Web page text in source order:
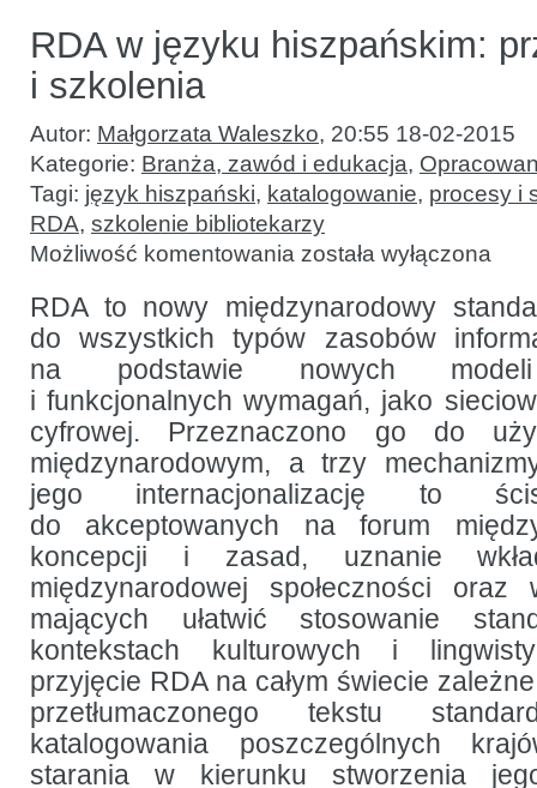
RDA w języku hiszpańskim:
i szkolenia
Autor: Małgorzata Waleszko, 20:55 18-02-2015
Kategorie: Branża, zawód i edukacja,
Tagi: język hiszpański, katalogowanie, procesy i
RDA, szkolenie bibliotekarzy
Możliwość komentowania RDA
w języku
przekłady
i szkolenia
została wyłączona
RDA to nowy międzynarodowy
do wszystkich typów zasobów
na podstawie nowych modeli
i funkcjonalnych wymagań, jako
cyfrowej. Przeznaczono go do
międzynarodowym, a trzy
jego internacjonalizację to
do akceptowanych na forum
koncepcji i zasad, uznanie
międzynarodowej społeczności oraz
mających ułatwić stosowanie
kontekstach kulturowych i
przyjęcie RDA na całym świecie
przetłumaczonego tekstu
katalogowania poszczególnych
starania w kierunku stworzenia